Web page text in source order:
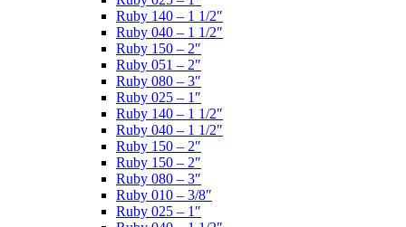
Ruby 140 – 1 1/2″
Ruby 040 – 1 1/2″
Ruby 150 – 2″
Ruby 051 – 2″
Ruby 080 – 3″
Ruby 025 – 1″
Ruby 140 – 1 1/2″
Ruby 040 – 1 1/2″
Ruby 150 – 2″
Ruby 150 – 2″
Ruby 080 – 3″
Ruby 010 – 3/8″
Ruby 025 – 1″